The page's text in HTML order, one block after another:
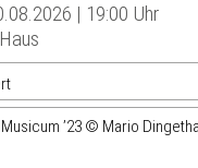
| 19:00 Uhr